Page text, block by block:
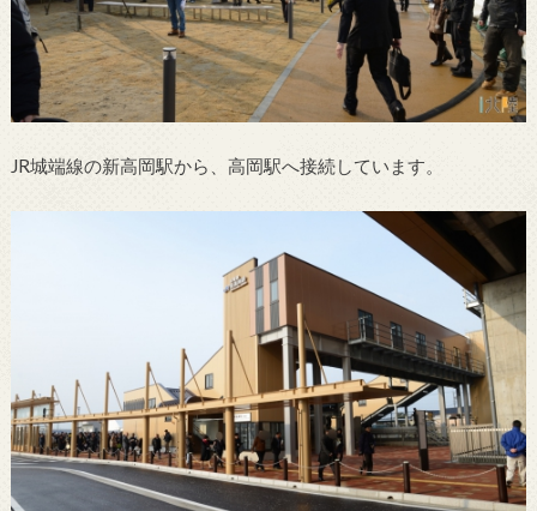
JR城端線の新高岡駅から、高岡駅へ接続しています。